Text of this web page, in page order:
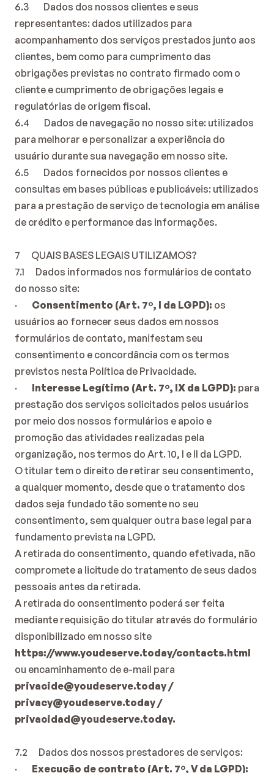
6.3        Dados dos nossos clientes e seus
representantes: dados utilizados para
acompanhamento dos serviços prestados junto aos
clientes, bem como para cumprimento das
obrigações previstas no contrato firmado com o
cliente e cumprimento de obrigações legais e
regulatórias de origem fiscal.
6.4        Dados de navegação no nosso site: utilizados
para melhorar e personalizar a experiência do
usuário durante sua navegação em nosso site.
6.5        Dados fornecidos por nossos clientes e
consultas em bases públicas e publicáveis: utilizados
para a prestação de serviço de tecnologia em análise
de crédito e performance das informações.
7      QUAIS BASES LEGAIS UTILIZAMOS?
7.1      Dados informados nos formulários de contato
do nosso site:
· Consentimento (Art. 7º, I da LGPD): os
usuários ao fornecer seus dados em nossos
formulários de contato, manifestam seu
consentimento e concordância com os termos
previstos nesta Política de Privacidade.
· Interesse Legítimo (Art. 7º, IX da LGPD): para
prestação dos serviços solicitados pelos usuários
por meio dos nossos formulários e apoio e
promoção das atividades realizadas pela
organização, nos termos do Art. 10, I e II da LGPD.
O titular tem o direito de retirar seu consentimento,
a qualquer momento, desde que o tratamento dos
dados seja fundado tão somente no seu
consentimento, sem qualquer outra base legal para
fundamento prevista na LGPD.
A retirada do consentimento, quando efetivada, não
compromete a licitude do tratamento de seus dados
pessoais antes da retirada.
A retirada do consentimento poderá ser feita
mediante requisição do titular através do formulário
https://www.youdeserve.today/contacts.html
ou encaminhamento de e-mail para
privacide@youdeserve.today /
privacy@youdeserve.today /
privacidad@youdeserve.today.
7.2      Dados dos nossos prestadores de serviços:
· Execução de contrato (Art. 7º, V da LGPD):